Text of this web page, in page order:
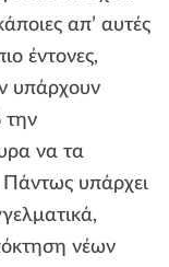
απ’ αυτές
έντονες,
υπάρχουν
την
να τα
Πάντως υπάρχει
νέων